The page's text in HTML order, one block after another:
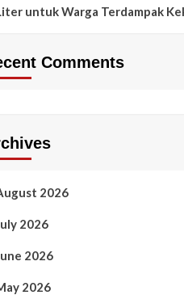
untuk Warga Terdampak
Comments
2026
2026
2026
2026